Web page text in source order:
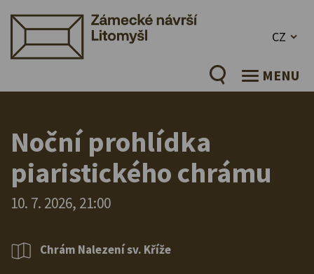
CZ
MENU
Noční prohlídka
piaristického chrámu
10. 7. 2026, 21:00
Chrám Nalezení sv. Kříže